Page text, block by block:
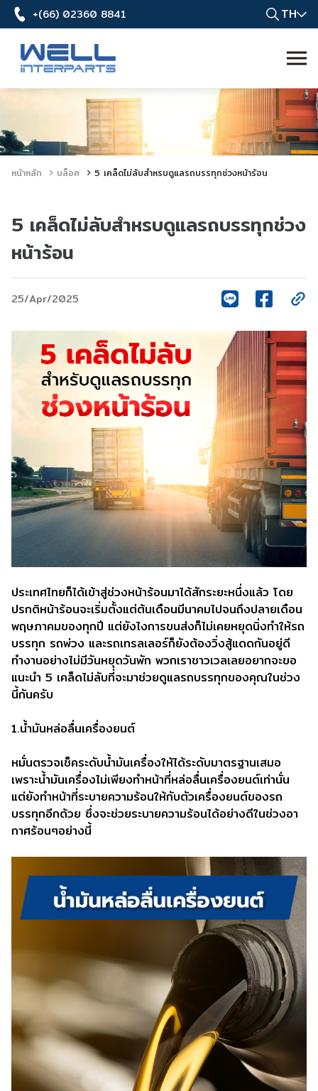
+(66) 02360 8841 TH
หน้าหลัก บล็อค 5 เคล็ดไม่ลับสำหรบดูแลรถบรรทุกช่วงหน้าร้อน
5 เคล็ดไม่ลับสำหรบดูแลรถบรรทุกช่วง
หน้าร้อน
25/Apr/2025
ประเทศไทยก็ได้เข้าสู่ช่วงหน้าร้อนมาได้สักระยะหนึ่งแล้ว โดย
ปรกติหน้าร้อนจะเริ่มตั้งแต่ต้นเดือนมีนาคมไปจนถึงปลายเดือน
พฤษภาคมของทุกปี แต่ยังไงการขนส่งก็ไม่เคยหยุดนิ่งทำให้รถ
บรรทุก รถพ่วง และรถเทรลเลอร์ก็ยังต้องวิ่งสู้แดดกันอยู่ดี
ทำงานอย่างไม่มีวันหยุดวันพัก พวกเราชาวเวลเลยอยากจะขอ
แนะนำ 5 เคล็ดไม่ลับที่จะมาช่วยดูแลรถบรรทุกของคุณในช่วง
นี้กันครับ
1.น้ำมันหล่อลื่นเครื่องยนต์
หมั่นตรวจเช็คระดับน้ำมันเครื่องให้ได้ระดับมาตรฐานเสมอ
เพราะน้ำมันเครื่องไม่เพียงทำหน้าที่หล่อลื่นเครื่องยนต์เท่านั่น
แต่ยังทำหน้าที่ระบายความร้อนให้กับตัวเครื่องยนต์ของรถ
บรรทุกอีกด้วย ซึ่งจะช่วยระบายความร้อนได้อย่างดีในช่วงอา
กาศร้อนๆอย่างนี้